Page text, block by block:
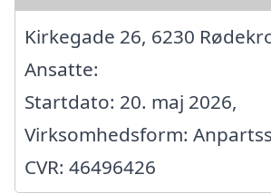
Kirkegade 26, 6230
Ansatte:
Startdato: 20. maj 2026,
Virksomhedsform:
CVR: 46496426